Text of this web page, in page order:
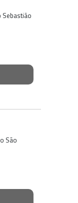
Sebastião
São